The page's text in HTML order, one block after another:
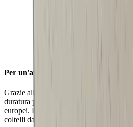
Per un'affilatura stabile
Grazie all'angolo di affilatura di 20°, è
duratura per l'uso quotidiano su lame
europei. L'angolo di 20° conferisce
coltelli da outdoor e da tasca.